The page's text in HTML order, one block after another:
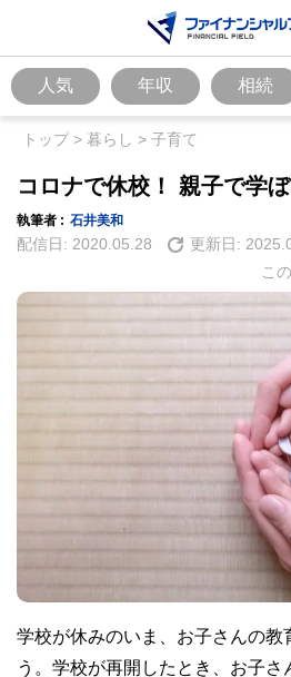
人気 年収 相続
トップ> 暮らし > 子育て
コロナで休校！ 親子で学
執筆者 : 石井美和
配信日: 2020.05.28 更新日:
こ
学校が休みのいま、お子さんの教
う。学校が再開したとき、お子さ